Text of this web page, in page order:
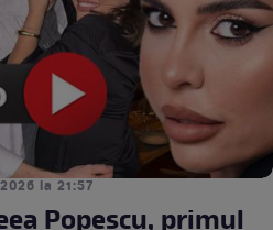
la 21:57